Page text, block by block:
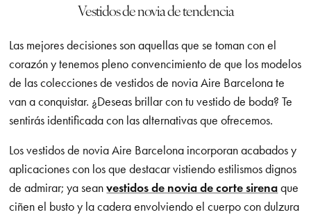
Vestidos de novia de tendencia
Las mejores decisiones son aquellas que se toman con el
corazón y tenemos pleno convencimiento de que los modelos
de las colecciones de vestidos de novia Aire Barcelona te
van a conquistar. ¿Deseas brillar con tu vestido de boda? Te
sentirás identificada con las alternativas que ofrecemos.
Los vestidos de novia Aire Barcelona incorporan acabados y
aplicaciones con los que destacar vistiendo estilismos dignos
de admirar; ya seanvestidos de novia de corte sirenaque
ciñen el busto y la cadera envolviendo el cuerpo con dulzura